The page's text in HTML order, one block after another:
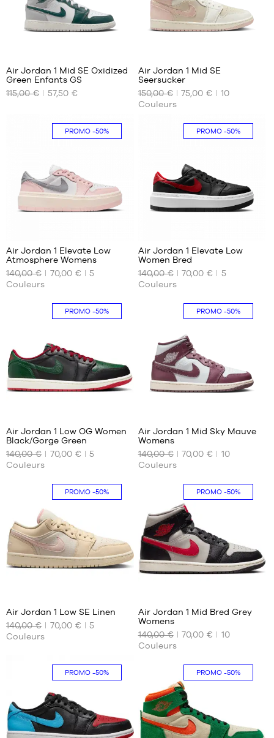
NOS
TAILLES
Air Jordan 1 Mid SE Oxidized
Green Enfants GS
115,00 €
57,50 €
NOS
TAILLES
DISPONIBLES
38.5
40
40.5
Air Jordan 1 Mid SE
Seersucker
150,00 €
75,00 €
10
Couleurs
PROMO-50%
NOS
TAILLES
DISPONIBLES
Air Jordan 1 Elevate Low
Atmosphere Womens
140,00 €
70,00 €
5
Couleurs
PROMO -50%
NOS
TAILLES
DISPONIBLES
38.5
39
40
Air Jordan 1 Elevate Low
Women Bred
140,00 €
70,00 €
5
Couleurs
PROMO-50%
NOS
TAILLES
DISPONIBLES
37.5
38.5
40
Air Jordan 1 Low OG Women
Black/Gorge Green
140,00 €
70,00 €
5
Couleurs
PROMO -50%
NOS
TAILLES
DISPONIBLES
Air Jordan 1 Mid Sky Mauve
Womens
140,00 €
70,00 €
10
Couleurs
PROMO-50%
NOS
TAILLES
Air Jordan 1 Low SE Linen
140,00 €
70,00 €
5
Couleurs
PROMO -50%
NOS
TAILLES
DISPONIBLES
Air Jordan 1 Mid Bred Grey
Womens
140,00 €
70,00 €
10
Couleurs
PROMO-50% PROMO -50%